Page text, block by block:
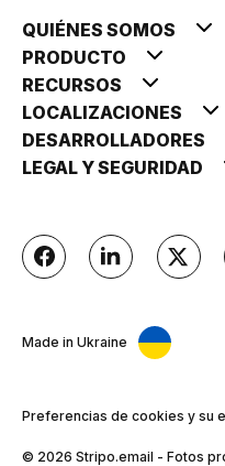
QUIÉNES SOMOS
PRODUCTO
RECURSOS
LOCALIZACIONES
DESARROLLADORES
LEGAL Y SEGURIDAD
Made in Ukraine
Preferencias de cookies y su
© 2026 Stripо.email - Fotos